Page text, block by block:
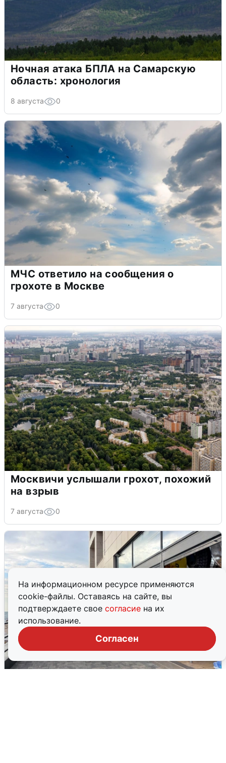
На информационном ресурсе применяются
cookie-файлы. Оставаясь на сайте, вы
подтверждаете свое согласие на их
использование.
Согласен
Ночная атака БПЛА на Самарскую
область: хронология
8 августа 0
МЧС ответило на сообщения о
грохоте в Москве
7 августа 0
Москвичи услышали грохот, похожий
на взрыв
7 августа 0